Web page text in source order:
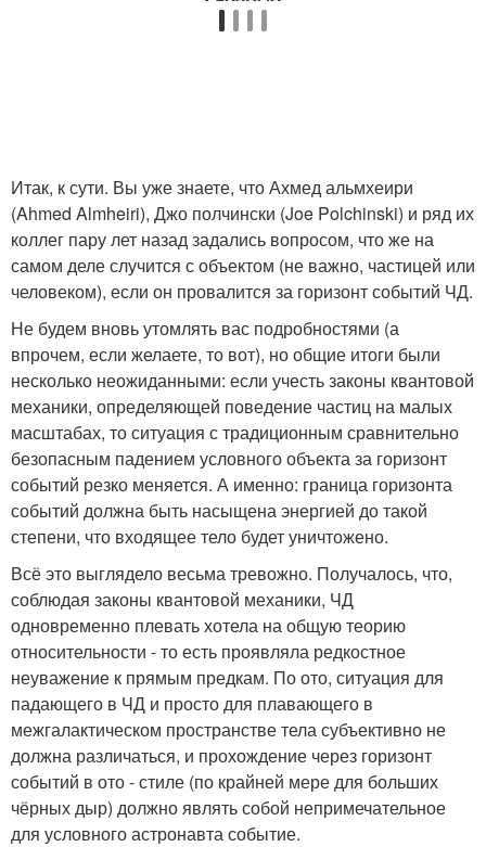
Итак, к сути. Вы уже знаете, что Ахмед альмхеири
(Ahmed Almheiri), Джо полчински (Joe Polchinski) и ряд их
коллег пару лет назад задались вопросом, что же на
самом деле случится с объектом (не важно, частицей или
человеком), если он провалится за горизонт событий ЧД.
Не будем вновь утомлять вас подробностями (а
впрочем, если желаете, то вот), но общие итоги были
несколько неожиданными: если учесть законы квантовой
механики, определяющей поведение частиц на малых
масштабах, то ситуация с традиционным сравнительно
безопасным падением условного объекта за горизонт
событий резко меняется. А именно: граница горизонта
событий должна быть насыщена энергией до такой
степени, что входящее тело будет уничтожено.
Всё это выглядело весьма тревожно. Получалось, что,
соблюдая законы квантовой механики, ЧД
одновременно плевать хотела на общую теорию
относительности - то есть проявляла редкостное
неуважение к прямым предкам. По ото, ситуация для
падающего в ЧД и просто для плавающего в
межгалактическом пространстве тела субъективно не
должна различаться, и прохождение через горизонт
событий в ото - стиле (по крайней мере для больших
чёрных дыр) должно являть собой непримечательное
для условного астронавта событие.